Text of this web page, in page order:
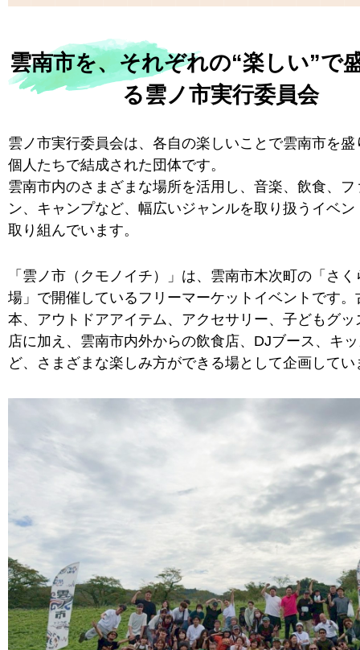
雲南市を、それぞれの“楽しい”で
る雲ノ市実行委員会
雲ノ市実行委員会は、各自の楽しいことで雲南市を盛
個人たちで結成された団体です。
雲南市内のさまざまな場所を活用し、音楽、飲食、フ
ン、キャンプなど、幅広いジャンルを取り扱うイベン
取り組んでいます。
「雲ノ市（クモノイチ）」は、雲南市木次町の「さ
場」で開催しているフリーマーケットイベントです。
本、アウトドアアイテム、アクセサリー、子どもグッ
店に加え、雲南市内外からの飲食店、DJブース、キ
ど、さまざまな楽しみ方ができる場として企画してい